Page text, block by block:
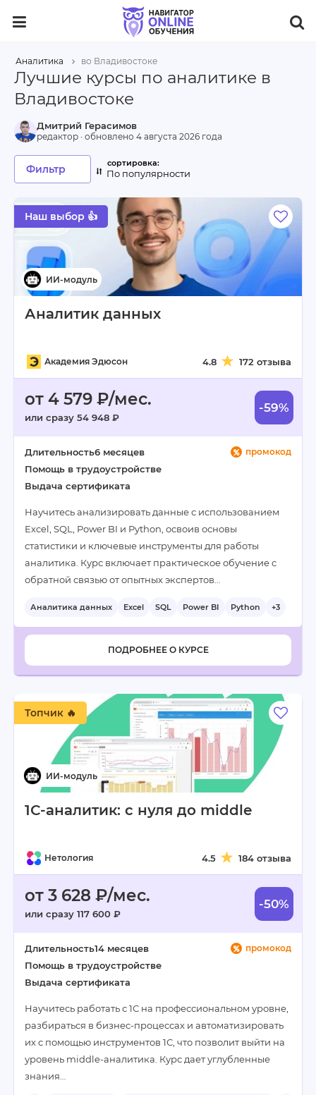
Аналитика во Владивостоке
Лучшие курсы по аналитике в
Владивостоке
Аналитик данных
Академия Эдюсон 4.8 172 отзыва
от 4 579 ₽/мес.
или сразу 54 948 ₽
-59%
промокод
Длительность6 месяцев
Помощь в трудоустройстве
Выдача сертификата
Научитесь анализировать данные с использованием
Excel, SQL, Power BI и Python, освоив основы
статистики и ключевые инструменты для работы
аналитика. Курс включает практическое обучение с
обратной связью от опытных экспертов…
Аналитика данных Excel SQL Power BI Python +3
ПОДРОБНЕЕ О КУРСЕ
Наш выбор 👍
1С-аналитик: с нуля до middle
Нетология 4.5 184 отзыва
от 3 628 ₽/мес.
или сразу 117 600 ₽
-50%
промокод
Длительность14 месяцев
Помощь в трудоустройстве
Выдача сертификата
Научитесь работать с 1С на профессиональном уровне,
разбираться в бизнес-процессах и автоматизировать
их с помощью инструментов 1С, что позволит выйти на
уровень middle-аналитика. Курс дает углубленные
знания…
Топчик 🔥
Дмитрий Герасимов
редактор · обновлено 4 августа 2026 года
Фильтр По популярности